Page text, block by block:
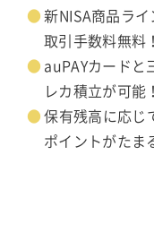
新NISA商品ラ
取引手数料無料！
auPAYカードと
レカ積立が可能！
保有残高に応じ
ポイントがたま